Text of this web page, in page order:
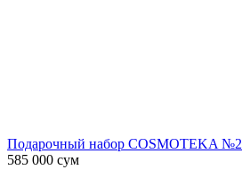
Подарочный набор COSMOTEKA №2
585 000 сум